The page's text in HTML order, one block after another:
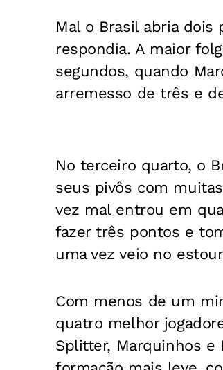
Mal o Brasil abria dois
respondia. A maior
segundos, quando
arremesso de três e
No terceiro quarto, o
seus pivôs com
vez mal entrou em
fazer três pontos e
uma vez veio no
Com menos de um
quatro melhor
Splitter, Marquinhos e